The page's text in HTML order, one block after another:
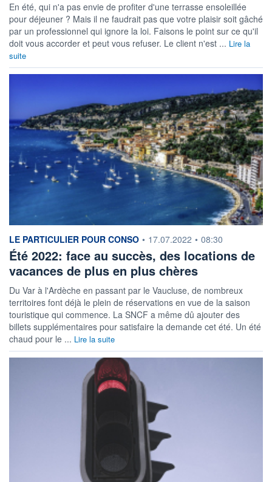
En été, qui n'a pas envie de profiter d'une terrasse ensoleillée
pour déjeuner ? Mais il ne faudrait pas que votre plaisir soit gâché
par un professionnel qui ignore la loi. Faisons le point sur ce qu'il
doit vous accorder et peut vous refuser. Le client n'est ... Lire la
suite
information fournie par
LE PARTICULIER POUR CONSO • 17.07.2022 • 08:30
Été 2022: face au succès, des locations de
vacances de plus en plus chères
Du Var à l'Ardèche en passant par le Vaucluse, de nombreux
territoires font déjà le plein de réservations en vue de la saison
touristique qui commence. La SNCF a même dû ajouter des
billets supplémentaires pour satisfaire la demande cet été. Un été
chaud pour le ... Lire la suite